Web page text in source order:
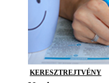
KERESZTREJTVÉNY